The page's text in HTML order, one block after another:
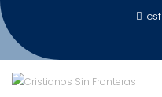
Saltar
al
contenido